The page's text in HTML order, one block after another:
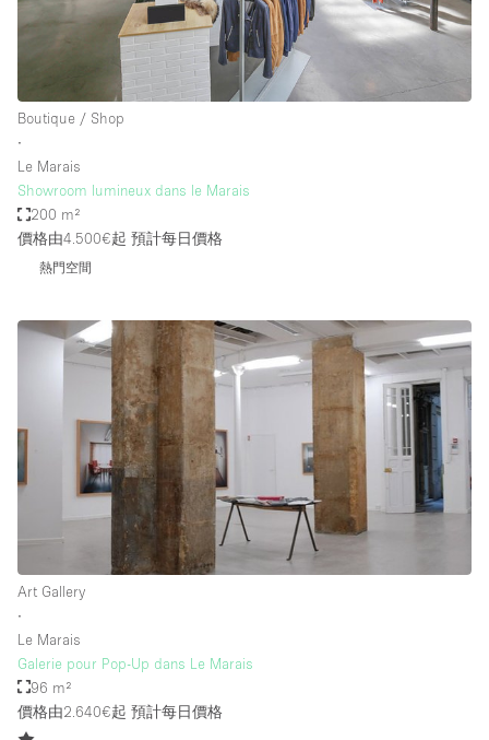
Boutique / Shop
∙
Le Marais
Showroom lumineux dans le Marais
200 m²
價格由4.500€起 預計每日價格
熱門空間
Art Gallery
∙
Le Marais
Galerie pour Pop-Up dans Le Marais
96 m²
價格由2.640€起 預計每日價格